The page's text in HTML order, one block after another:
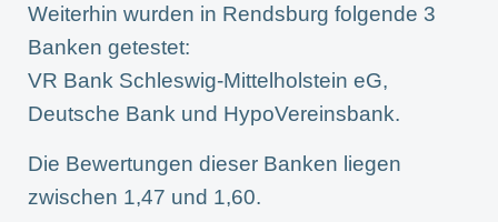
Weiterhin wurden in Rendsburg folgende 3
Banken getestet:
VR Bank Schleswig-Mittelholstein eG,
Deutsche Bank und HypoVereinsbank.
Die Bewertungen dieser Banken liegen
zwischen 1,47 und 1,60.